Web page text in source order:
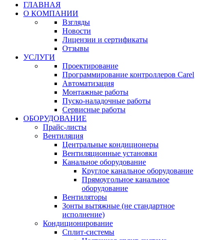
ГЛАВНАЯ
О КОМПАНИИ
Взгляды
Новости
Лицензии и сертификаты
Отзывы
УСЛУГИ
Проектирование
Программирование контроллеров Carel
Автоматизация
Монтажные работы
Пуско-наладочные работы
Сервисные работы
ОБОРУДОВАНИЕ
Прайс-листы
Вентиляция
Центральные кондиционеры
Вентиляционные установки
Канальное оборудование
Круглое канальное оборудование
Прямоугольное канальное
оборудование
Вентиляторы
Зонты вытяжные (не стандартное
исполнение)
Кондиционирование
Сплит-системы